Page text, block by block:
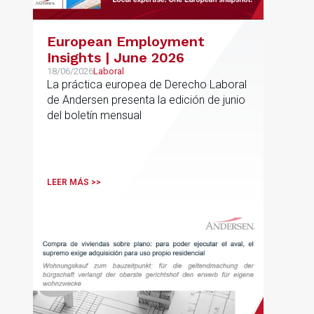
European Employment
Insights | June 2026
18/06/2026Laboral
La práctica europea de Derecho Laboral
de Andersen presenta la edición de junio
del boletín mensual
LEER MÁS >>